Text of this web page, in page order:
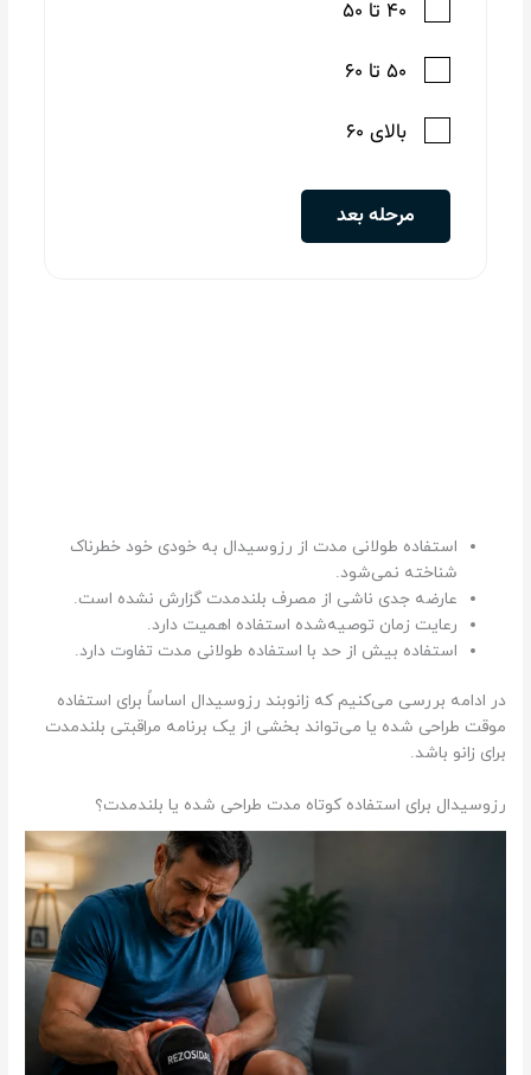
استفاده طولانی مدت از رزوسیدال به خودی خود خطرناک
شناخته نمی‌شود.
عارضه جدی ناشی از مصرف بلندمدت گزارش نشده است.
رعایت زمان توصیه‌شده استفاده اهمیت دارد.
استفاده بیش از حد با استفاده طولانی مدت تفاوت دارد.
در ادامه بررسی می‌کنیم که زانوبند رزوسیدال اساساً برای استفاده
موقت طراحی شده یا می‌تواند بخشی از یک برنامه مراقبتی بلندمدت
برای زانو باشد.
رزوسیدال برای استفاده کوتاه مدت طراحی شده یا بلندمدت؟